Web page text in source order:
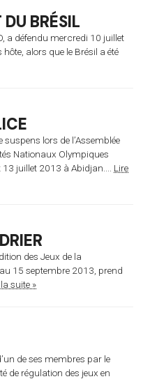
BRÉSIL
a défendu mercredi 10 juillet
alors que le Brésil a été
lors de l’Assemblée
Nationaux Olympiques
13 juillet 2013 à Abidjan.... Lire
des Jeux de la
15 septembre 2013, prend
suite »
de ses membres par le
de régulation des jeux en